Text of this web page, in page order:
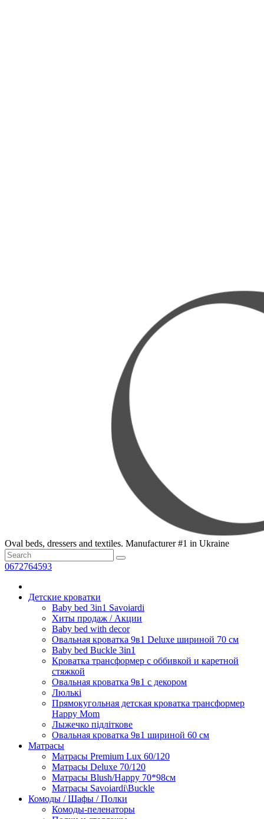
Oval beds, dressers and textiles. Manufacturer #1 in Ukraine
0672764593
Детские кроватки
Baby bed 3in1 Savoiardi
Хиты продаж / Aкции
Baby bed with decor
Овальная кроватка 9в1 Deluxe шириной 70 см
Baby bed Buckle 3in1
Кроватка транcформер с оббивкой и каретной
стяжкой
Овальная кроватка 9в1 с декором
Люлькі
Прямокугольная детская кроватка трансформер
Happy Mom
Лыжечко підліткове
Овальная кроватка 9в1 шириной 60 см
Матрасы
Матрасы Premium Lux 60/120
Матрасы Deluxe 70/120
Матрасы Blush/Happy 70*98см
Матрасы Savoiardi\Buckle
Комоды / Шафы / Полки
Комоды-пеленаторы